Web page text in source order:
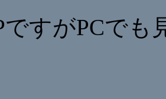
ですがPCで